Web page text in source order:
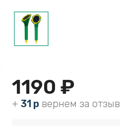
1190 ₽
+ 31 р вернем за отзыв